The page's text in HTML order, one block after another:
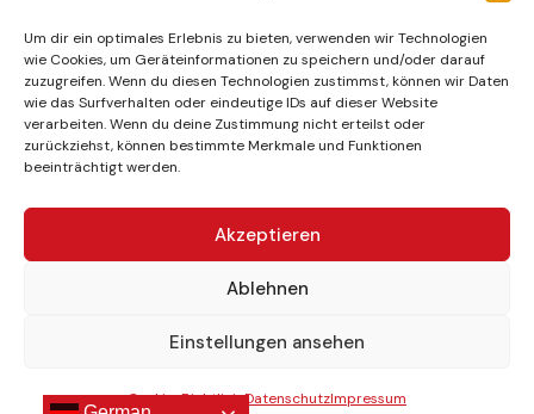
Um dir ein optimales Erlebnis zu bieten, verwenden wir Technologien
wie Cookies, um Geräteinformationen zu speichern und/oder darauf
zuzugreifen. Wenn du diesen Technologien zustimmst, können wir Daten
wie das Surfverhalten oder eindeutige IDs auf dieser Website
verarbeiten. Wenn du deine Zustimmung nicht erteilst oder
zurückziehst, können bestimmte Merkmale und Funktionen
beeinträchtigt werden.
Akzeptieren
Ablehnen
Einstellungen ansehen
Cookie-RichtlinieDatenschutzImpressum
Unsere Gallerie
Copyright © 2026 by Beautysmile. All Rights Reserved.